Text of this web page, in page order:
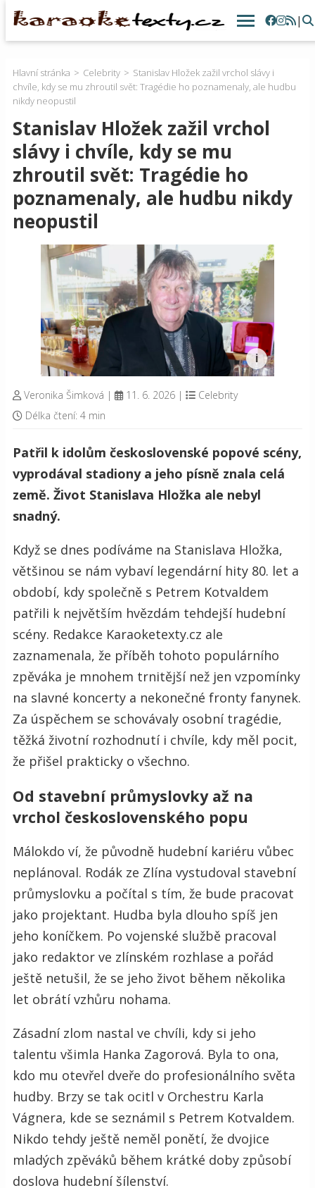
|
Hlavní stránka Celebrity
Stanislav Hložek zažil vrchol slávy i
chvíle, kdy se mu zhroutil svět: Tragédie ho poznamenaly, ale hudbu
nikdy neopustil
Stanislav Hložek zažil vrchol
slávy i chvíle, kdy se mu
zhroutil svět: Tragédie ho
poznamenaly, ale hudbu nikdy
neopustil
Veronika Šimková | 11. 6. 2026 |
Celebrity
Délka čtení: 4 min
Patřil k idolům československé popové scény,
vyprodával stadiony a jeho písně znala celá
země. Život Stanislava Hložka ale nebyl
snadný.
Když se dnes podíváme na Stanislava Hložka,
většinou se nám vybaví legendární hity 80. let a
období, kdy společně s Petrem Kotvaldem
patřili k největším hvězdám tehdejší hudební
scény. Redakce Karaoketexty.cz ale
zaznamenala, že příběh tohoto populárního
zpěváka je mnohem trnitější než jen vzpomínky
na slavné koncerty a nekonečné fronty fanynek.
Za úspěchem se schovávaly osobní tragédie,
těžká životní rozhodnutí i chvíle, kdy měl pocit,
že přišel prakticky o všechno.
Od stavební průmyslovky až na
vrchol československého popu
Málokdo ví, že původně hudební kariéru vůbec
neplánoval. Rodák ze Zlína vystudoval stavební
průmyslovku a počítal s tím, že bude pracovat
jako projektant. Hudba byla dlouho spíš jen
jeho koníčkem. Po vojenské službě pracoval
jako redaktor ve zlínském rozhlase a pořád
ještě netušil, že se jeho život během několika
let obrátí vzhůru nohama.
Zásadní zlom nastal ve chvíli, kdy si jeho
talentu všimla Hanka Zagorová. Byla to ona,
kdo mu otevřel dveře do profesionálního světa
hudby. Brzy se tak ocitl v Orchestru Karla
Vágnera, kde se seznámil s Petrem Kotvaldem.
Nikdo tehdy ještě neměl ponětí, že dvojice
mladých zpěváků během krátké doby způsobí
doslova hudební šílenství.